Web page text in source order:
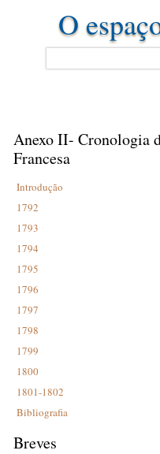
O
Anexo II- Cronologia
Francesa
Introdução
1792
1793
1794
1795
1796
1797
1798
1799
1800
1801-1802
Bibliografia
Breves